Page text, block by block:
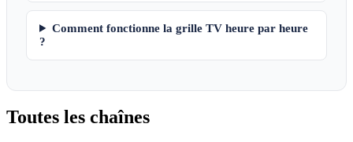
Comment fonctionne la grille TV heure par heure
?
Toutes les chaînes